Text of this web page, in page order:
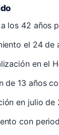
los 42 años
el 24 de
en el
de 13 años
en julio de
con